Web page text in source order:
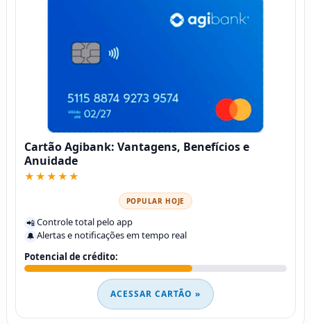
Cartão Agibank: Vantagens, Benefícios e
Anuidade
★★★★★
POPULAR HOJE
📲Controle total pelo app
🔔 Alertas e notificações em tempo real
Potencial de crédito:
ACESSAR CARTÃO »